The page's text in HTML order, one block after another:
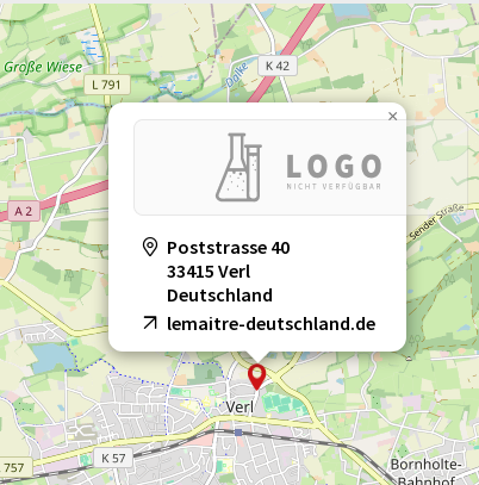
Poststrasse 40
33415 Verl
Deutschland
lemaitre-deutschland.de
×